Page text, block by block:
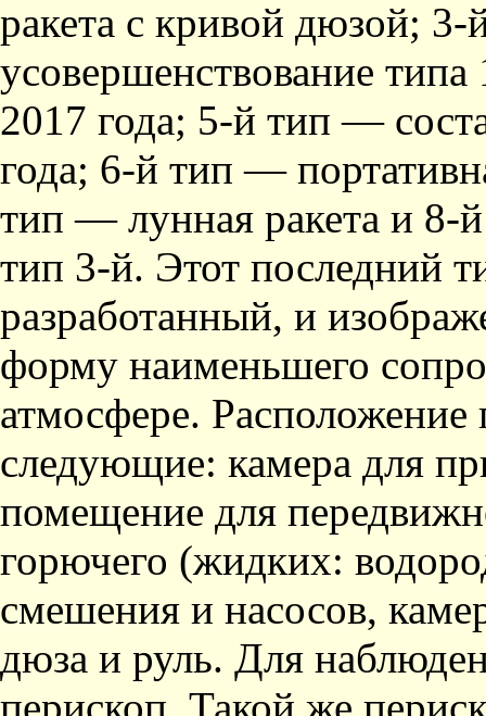
ракета с кривой дюзой;
усовершенствование
2017 года; 5-й тип —
года; 6-й тип —
тип — лунная ракета и 8-
тип 3-й. Этот последний
разработанный, и
форму наименьшего
атмосфере.
следующие: камера для
помещение для
горючего (жид­ких:
смешения и насосов,
дюза и руль. Для
перископ. Такой же